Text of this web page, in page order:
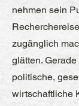
nehmen sein
zugänglich
glätten.
politische,
wirtschaftliche